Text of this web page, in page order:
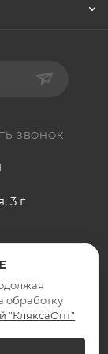
ЗВОНОК
3 г
обработку
"КляксаОпт"